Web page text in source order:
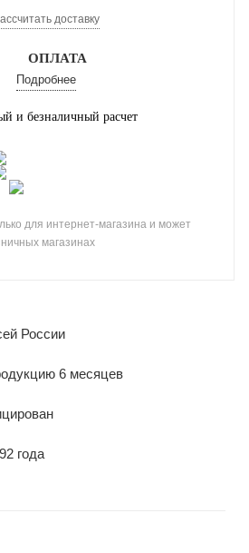
доставку
ОПЛАТА
Подробнее
и безналичный расчет
для интернет-магазина и может
магазинах
России
6 месяцев
года